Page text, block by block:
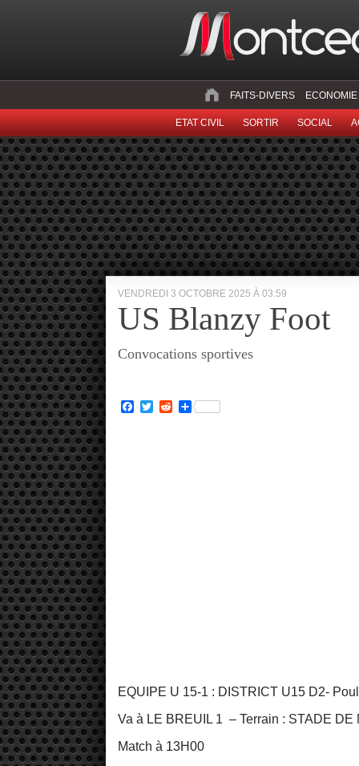
FAITS-DIVERS ECONOMIE
ETAT CIVIL SORTIR SOCIAL
VENDREDI 3 OCTOBRE 2025 À 03:59
US Blanzy Foot
Convocations sportives
Facebook
TwitterRedditPartager
EQUIPE U 15-1 : DISTRICT U15 D2-
Va à LE BREUIL 1 – Terrain : STADE
Match à 13H00